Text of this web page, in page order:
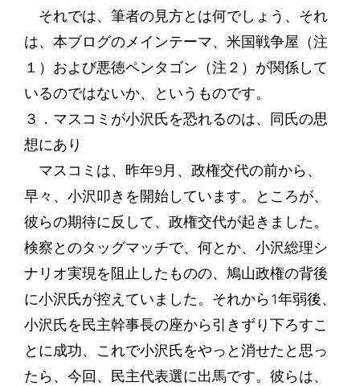
それでは、筆者の見方とは何でしょう、それ
は、本ブログのメインテーマ、米国戦争屋（注
１）および悪徳ペンタゴン（注２）が関係して
いるのではないか、というものです。
３．マスコミが小沢氏を恐れるのは、同氏の思
想にあり
マスコミは、昨年9月、政権交代の前から、
早々、小沢叩きを開始しています。ところが、
彼らの期待に反して、政権交代が起きました。
検察とのタッグマッチで、何とか、小沢総理シ
ナリオ実現を阻止したものの、鳩山政権の背後
に小沢氏が控えていました。それから1年弱後、
小沢氏を民主幹事長の座から引きずり下ろすこ
とに成功、これで小沢氏をやっと消せたと思っ
たら、今回、民主代表選に出馬です。彼らは、